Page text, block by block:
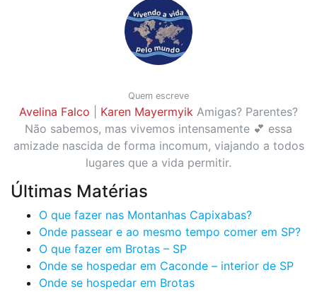
Quem escreve
Avelina Falco Karen Mayermyik Amigas? Parentes?
Não sabemos, mas vivemos intensamente 💕 essa
amizade nascida de forma incomum, viajando a todos
lugares que a vida permitir.
Últimas Matérias
O que fazer nas Montanhas Capixabas?
Onde passear e ao mesmo tempo comer em SP?
O que fazer em Brotas – SP
Onde se hospedar em Caconde – interior de SP
Onde se hospedar em Brotas